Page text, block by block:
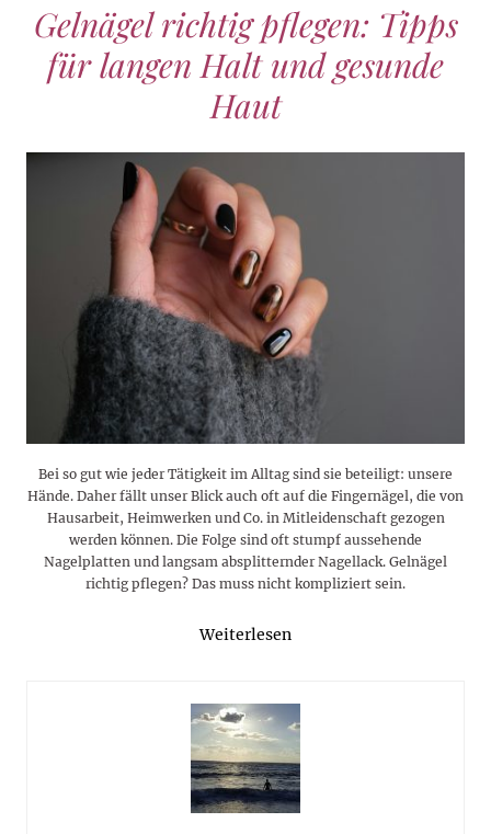
Gelnägel richtig pflegen: Tipps
für langen Halt und gesunde
Haut
Bei so gut wie jeder Tätigkeit im Alltag sind sie beteiligt: unsere
Hände. Daher fällt unser Blick auch oft auf die Fingernägel, die von
Hausarbeit, Heimwerken und Co. in Mitleidenschaft gezogen
werden können. Die Folge sind oft stumpf aussehende
Nagelplatten und langsam absplitternder Nagellack. Gelnägel
richtig pflegen? Das muss nicht kompliziert sein.
Weiterlesen